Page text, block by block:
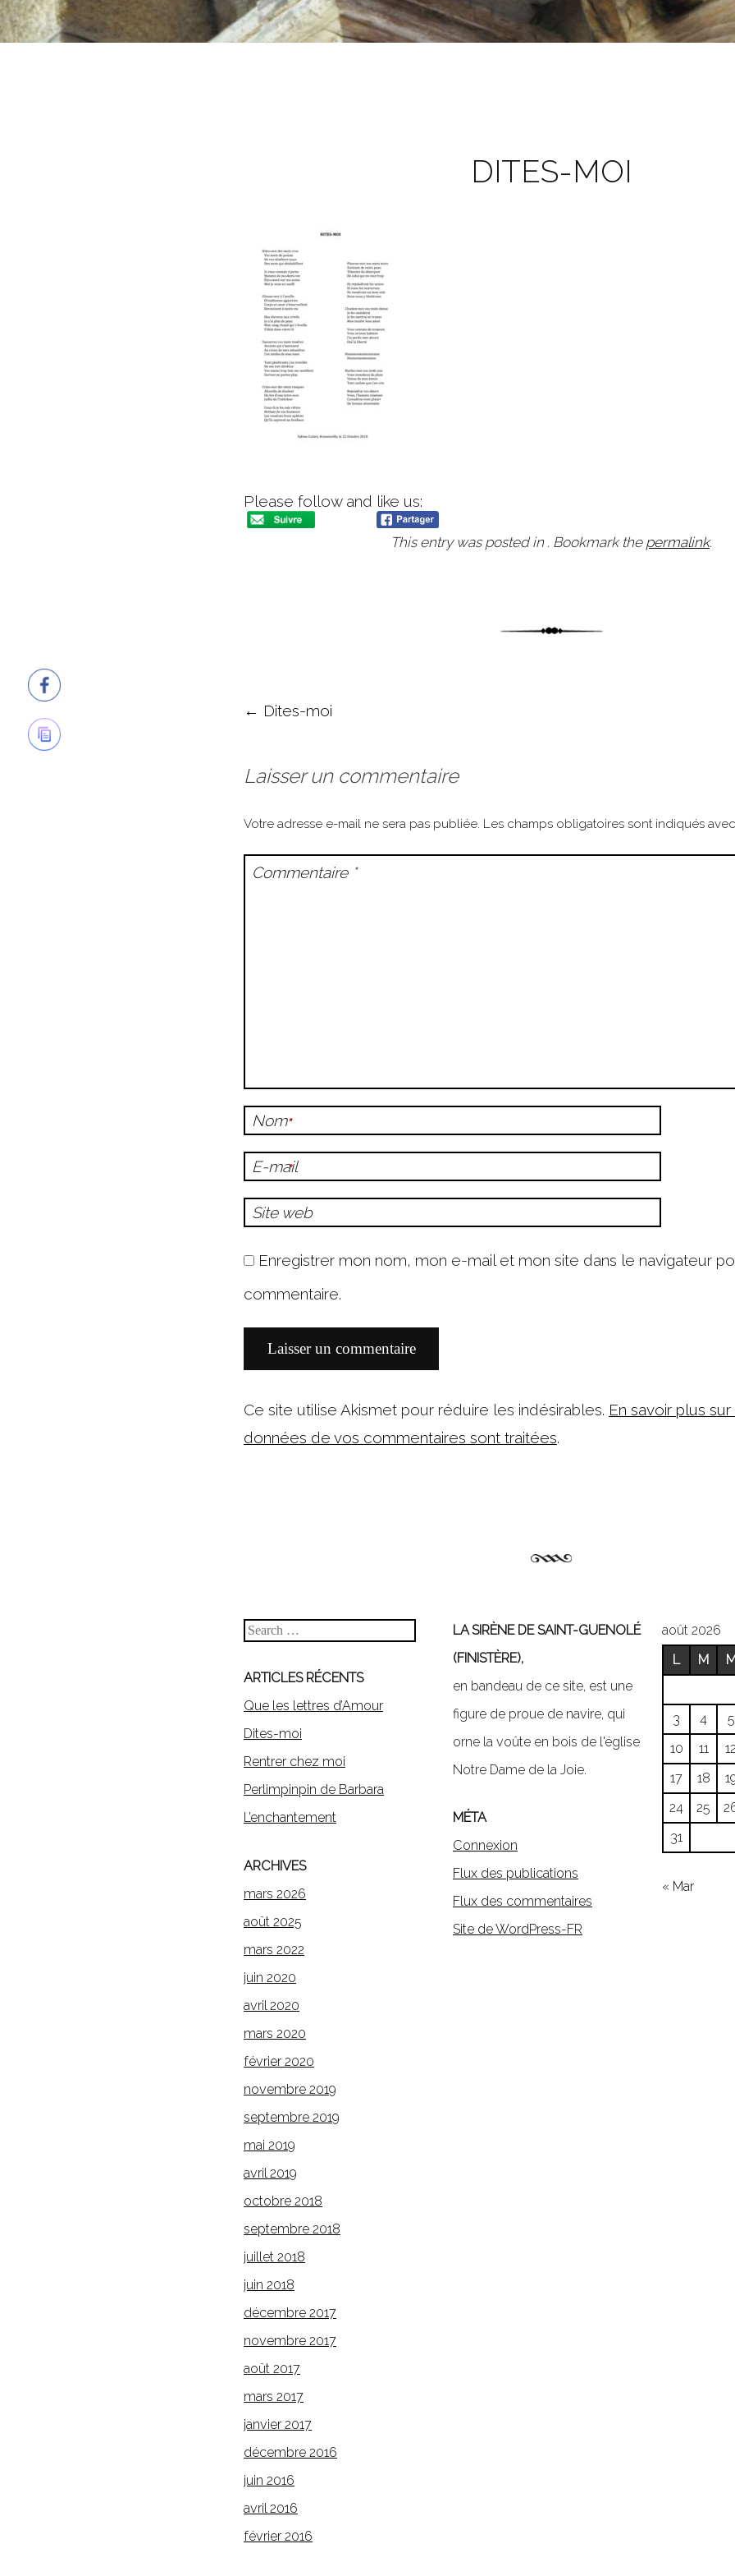
DITES-MOI
Please follow and like us:
This entry was posted in . Bookmark the permalink.
Post navigation
← Dites-moi
Laisser un commentaire
Votre adresse e-mail ne sera pas publiée. Les champs obligatoires sont indiqués
Commentaire *
Nom*
E-mail
*
Site web
Enregistrer mon nom, mon e-mail et mon site dans le navigateur
commentaire.
Ce site utilise Akismet pour réduire les indésirables. En savoir plus
données de vos commentaires sont traitées.
Search
ARTICLES RÉCENTS
Que les lettres d’Amour
Dites-moi
Rentrer chez moi
Perlimpinpin de Barbara
L’enchantement
ARCHIVES
mars 2026
août 2025
mars 2022
juin 2020
avril 2020
mars 2020
février 2020
novembre 2019
septembre 2019
mai 2019
avril 2019
octobre 2018
septembre 2018
juillet 2018
juin 2018
décembre 2017
novembre 2017
août 2017
mars 2017
janvier 2017
décembre 2016
juin 2016
avril 2016
février 2016
LA SIRÈNE DE SAINT-GUENOLÉ
(FINISTÈRE),
en bandeau de ce site, est une
figure de proue de navire, qui
orne la voûte en bois de l'église
Notre Dame de la Joie.
MÉTA
Connexion
Flux des publications
Flux des commentaires
Site de WordPress-FR
août 2026
L
M
3 4
5
10
11
17
18
24
25
31
« Mar